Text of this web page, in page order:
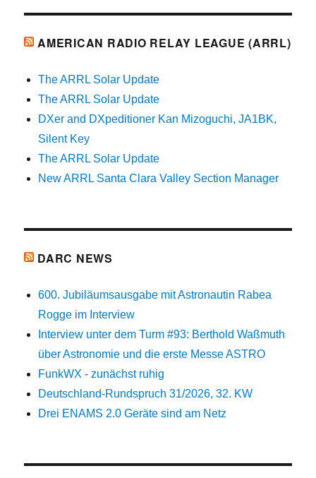
AMERICAN RADIO RELAY LEAGUE (ARRL)
The ARRL Solar Update
The ARRL Solar Update
DXer and DXpeditioner Kan Mizoguchi, JA1BK,
Silent Key
The ARRL Solar Update
New ARRL Santa Clara Valley Section Manager
DARC NEWS
600. Jubiläumsausgabe mit Astronautin Rabea
Rogge im Interview
Interview unter dem Turm #93: Berthold Waßmuth
über Astronomie und die erste Messe ASTRO
FunkWX - zunächst ruhig
Deutschland-Rundspruch 31/2026, 32. KW
Drei ENAMS 2.0 Geräte sind am Netz